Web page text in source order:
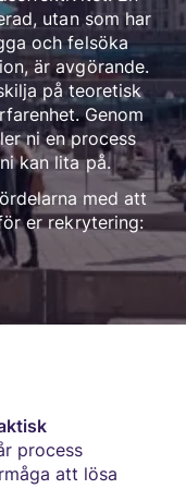
utan som har
och felsöka
är avgörande.
på teoretisk
Genom
ni en process
kan lita på.
med att
er rekrytering:
process
att lösa